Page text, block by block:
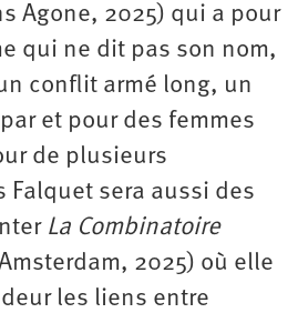
Agone, 2025) qui a pour
qui ne dit pas son nom,
conflit armé long, un
et pour des femmes
de plusieurs
Falquet sera aussi des
La Combinatoire
2025) où elle
les liens entre